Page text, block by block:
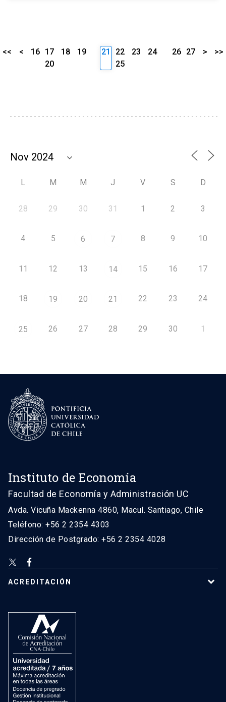
<< < 16 17 18
19
20
21 22 23
24
25
26 27 > >>
L M M J V S D
28 29 30 31 1 2 3
4 5 6 7 8 9 10
11 12 13 14 15 16 17
18 19 20 21 22 23 24
25 26 27 28 29 30 1
Instituto de Economía
Facultad de Economía y Administración UC
Avda. Vicuña Mackenna 4860, Macul. Santiago, Chile
Teléfono: +56 2 2354 4303
Dirección de Postgrado: +56 2 2354 4028
ACREDITACIÓN